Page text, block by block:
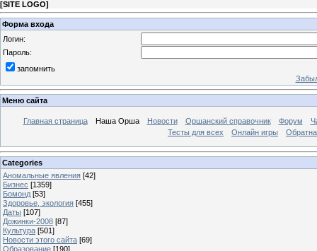
[SITE LOGO]
Форма входа
Логин:
Пароль:
запомнить
Меню сайта
Главная страница Наша Орша Новости Оршанский справочник Форум
Тесты для всех
Онлайн игры
Categories
Аномальные явления [42]
Бизнес [1359]
Бомонд [53]
Здоровье, экология [455]
Даты [107]
Дожинки-2008 [87]
Культура [501]
Новости этого сайта [69]
Образование [190]